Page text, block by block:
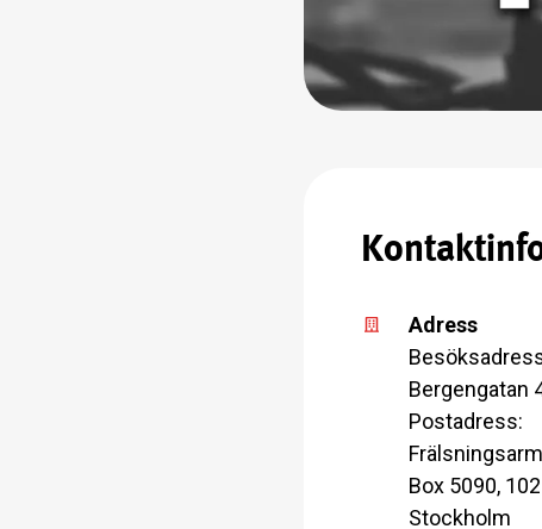
Adress
Bergengatan
Postadress:
Box 5090,
Stockholm